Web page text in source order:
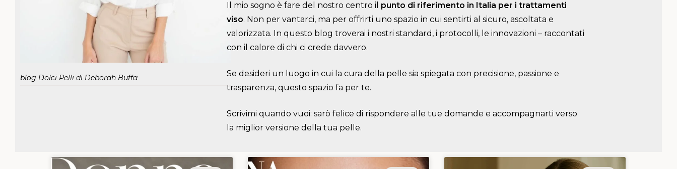
blog Dolci Pelli di Deborah Buffa
Il mio sogno è fare del nostro centro il punto di riferimento in Italia per i trattamenti
viso. Non per vantarci, ma per offrirti uno spazio in cui sentirti al sicuro, ascoltata e
valorizzata. In questo blog troverai i nostri standard, i protocolli, le innovazioni – raccontati
con il calore di chi ci crede davvero.
Se desideri un luogo in cui la cura della pelle sia spiegata con precisione, passione e
trasparenza, questo spazio fa per te.
Scrivimi quando vuoi: sarò felice di rispondere alle tue domande e accompagnarti verso
la miglior versione della tua pelle.